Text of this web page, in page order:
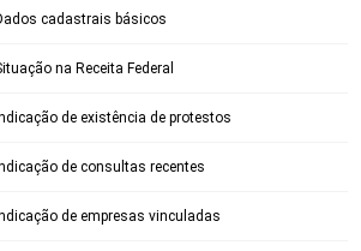
cadastrais básicos
na Receita Federal
de existência de protestos
de consultas recentes
de empresas vinculadas